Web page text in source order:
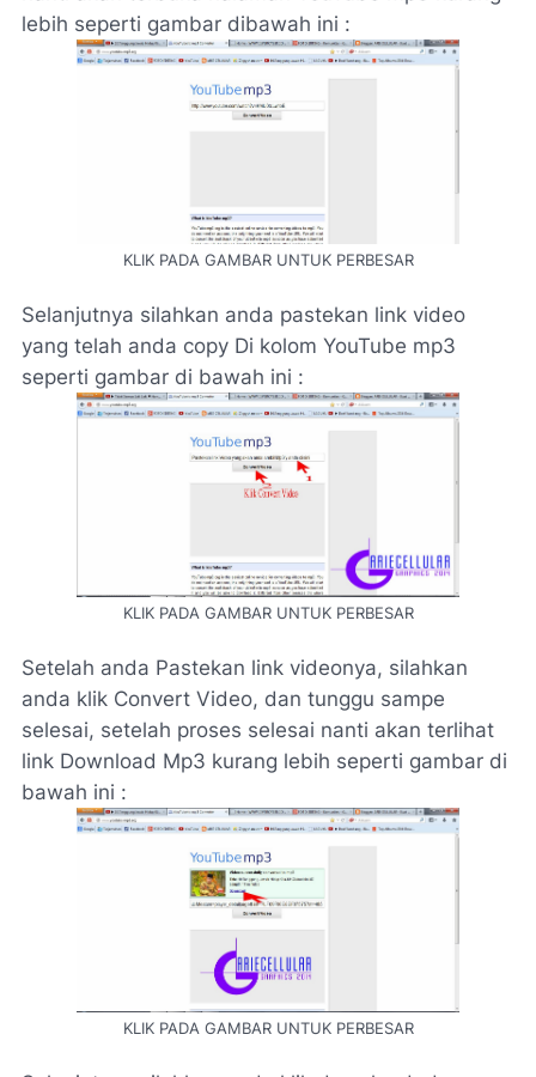
lebih seperti gambar dibawah ini :
KLIK PADA GAMBAR UNTUK PERBESAR
Selanjutnya silahkan anda pastekan link video
yang telah anda copy Di kolom YouTube mp3
seperti gambar di bawah ini :
KLIK PADA GAMBAR UNTUK PERBESAR
Setelah anda Pastekan link videonya, silahkan
anda klik Convert Video, dan tunggu sampe
selesai, setelah proses selesai nanti akan terlihat
link Download Mp3 kurang lebih seperti gambar di
bawah ini :
KLIK PADA GAMBAR UNTUK PERBESAR